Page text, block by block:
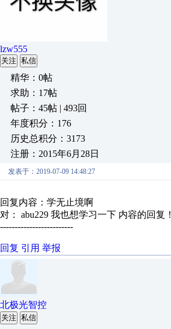
lzw555
关注 私信
精华：0帖
求助：17帖
帖子：45帖 | 493回
年度积分：176
历史总积分：3173
注册：2015年6月28日
发表于：2019-07-09 14:48:27
回复内容：学无止境啊
对： abu229 我也想学习一下 内容的回复！
-------------------------
回复 引用 举报
北极光智控
关注 私信